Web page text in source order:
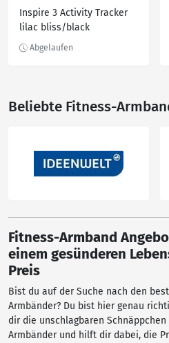
Inspire 3 Activity Tracker
lilac bliss/black
Beliebte Fitness-
Fitness-Armband
einem gesünderen
Preis
Bist du auf der Suche nach den
Armbänder? Du bist hier genau
dir die unschlagbaren
Armbänder und hilft dir dabei, die